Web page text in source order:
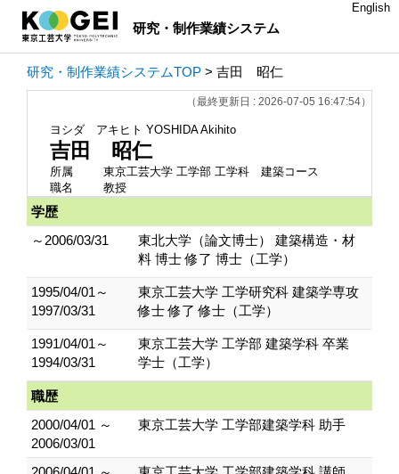
研究・制作業績システム
English
研究・制作業績システムTOP > 吉田 昭仁
（最終更新日 : 2026-07-05 16:47:54）
ヨシダ アキヒト YOSHIDA Akihito
吉田 昭仁
所属
東京工芸大学 工学部 工学科 建築コース
職名
教授
学歴
～2006/03/31
東北大学（論文博士） 建築構造・材
料 博士 修了 博士（工学）
1995/04/01～
1997/03/31
東京工芸大学 工学研究科 建築学専攻
修士 修了 修士（工学）
1991/04/01～
1994/03/31
東京工芸大学 工学部 建築学科 卒業
学士（工学）
職歴
2000/04/01 ～
2006/03/01
東京工芸大学 工学部建築学科 助手